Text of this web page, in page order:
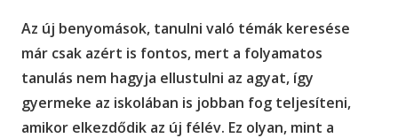
Az új benyomások, tanulni való témák keresése
már csak azért is fontos, mert a folyamatos
tanulás nem hagyja ellustulni az agyat, így
gyermeke az iskolában is jobban fog teljesíteni,
amikor elkezdődik az új félév. Ez olyan, mint a